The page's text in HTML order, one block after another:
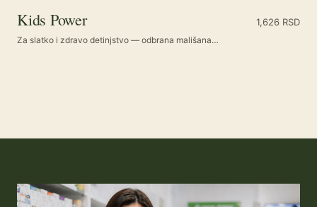
Kids Power 1,626 RSD
Za slatko i zdravo detinjstvo — odbrana mališana…